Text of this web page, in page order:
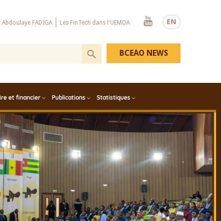
EN
Abdoulaye FADIGA Les FinTech dans l'UEMOA
Youtube
et financier Publications Statistiques
BCEAO NEWS